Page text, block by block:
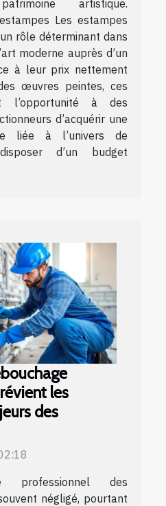
artistique.
Les estampes
rôle déterminant dans
moderne auprès d’un
à leur prix nettement
œuvres peintes, ces
l’opportunité à des
d’acquérir une
liée à l’univers de
d’un budget
les
des
professionnel des
négligé, pourtant